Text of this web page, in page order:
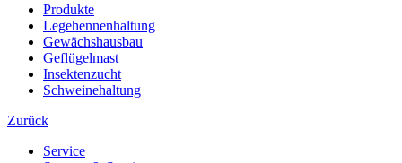
Produkte
Legehennenhaltung
Gewächshausbau
Geflügelmast
Insektenzucht
Schweinehaltung
Zurück
Service